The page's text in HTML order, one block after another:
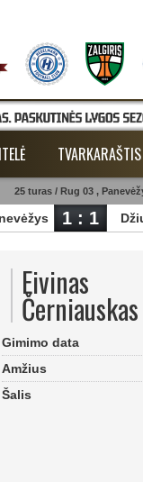
TVARKARAŠTIS
25 turas / Rug 03 ,
1 : 1
Eivinas
Černiauskas
Gimimo data
Amžius
Šalis